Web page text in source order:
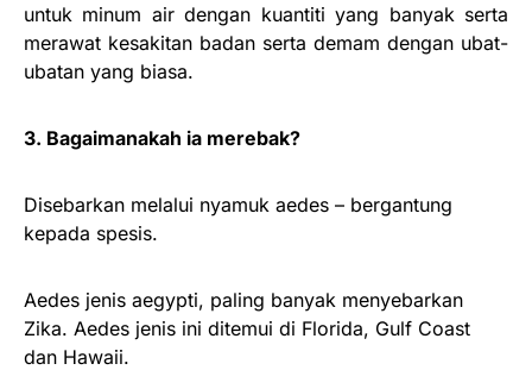
untuk minum air dengan kuantiti yang banyak serta
merawat kesakitan badan serta demam dengan ubat-
ubatan yang biasa.
3. Bagaimanakah ia merebak?
Disebarkan melalui nyamuk aedes – bergantung
kepada spesis.
Aedes jenis aegypti, paling banyak menyebarkan
Zika. Aedes jenis ini ditemui di Florida, Gulf Coast
dan Hawaii.